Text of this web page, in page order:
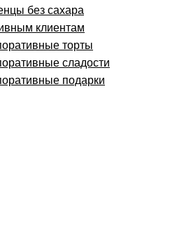
без сахара
клиентам
торты
сладости
подарки